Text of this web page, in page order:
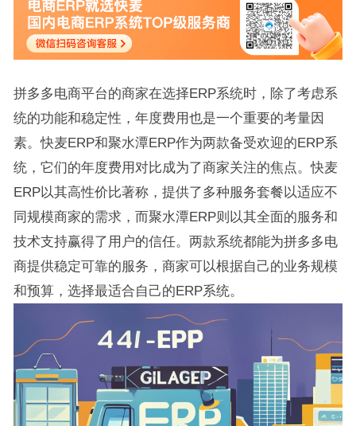
拼多多电商平台的商家在选择ERP系统时，除了考虑系
统的功能和稳定性，年度费用也是一个重要的考量因
素。快麦ERP和聚水潭ERP作为两款备受欢迎的ERP系
统，它们的年度费用对比成为了商家关注的焦点。快麦
ERP以其高性价比著称，提供了多种服务套餐以适应不
同规模商家的需求，而聚水潭ERP则以其全面的服务和
技术支持赢得了用户的信任。两款系统都能为拼多多电
商提供稳定可靠的服务，商家可以根据自己的业务规模
和预算，选择最适合自己的ERP系统。